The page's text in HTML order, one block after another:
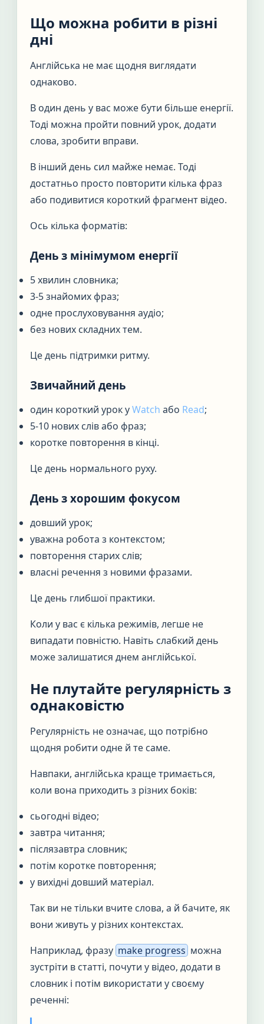
Що можна робити в різні
дні
Англійська не має щодня виглядати
однаково.
В один день у вас може бути більше енергії.
Тоді можна пройти повний урок, додати
слова, зробити вправи.
В інший день сил майже немає. Тоді
достатньо просто повторити кілька фраз
або подивитися короткий фрагмент відео.
Ось кілька форматів:
День з мінімумом енергії
5 хвилин словника;
3-5 знайомих фраз;
одне прослуховування аудіо;
без нових складних тем.
Це день підтримки ритму.
Звичайний день
один короткий урок уWatch або Read;
5-10 нових слів або фраз;
коротке повторення в кінці.
Це день нормального руху.
День з хорошим фокусом
довший урок;
уважна робота з контекстом;
повторення старих слів;
власні речення з новими фразами.
Це день глибшої практики.
Коли у вас є кілька режимів, легше не
випадати повністю. Навіть слабкий день
може залишатися днем англійської.
Не плутайте регулярність з
однаковістю
Регулярність не означає, що потрібно
щодня робити одне й те саме.
Навпаки, англійська краще тримається,
коли вона приходить з різних боків:
сьогодні відео;
завтра читання;
післязавтра словник;
потім коротке повторення;
у вихідні довший матеріал.
Так ви не тільки вчите слова, а й бачите, як
вони живуть у різних контекстах.
Наприклад, фразу make progress можна
зустріти в статті, почути у відео, додати в
словник і потім використати у своєму
реченні: